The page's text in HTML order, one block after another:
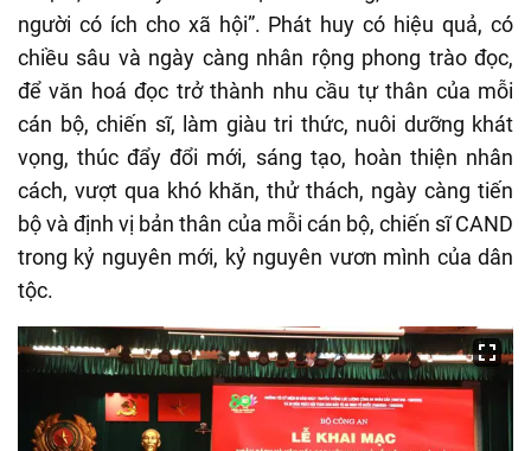
người có ích cho xã hội”. Phát huy có hiệu quả, có
chiều sâu và ngày càng nhân rộng phong trào đọc,
để văn hoá đọc trở thành nhu cầu tự thân của mỗi
cán bộ, chiến sĩ, làm giàu tri thức, nuôi dưỡng khát
vọng, thúc đẩy đổi mới, sáng tạo, hoàn thiện nhân
cách, vượt qua khó khăn, thử thách, ngày càng tiến
bộ và định vị bản thân của mỗi cán bộ, chiến sĩ CAND
trong kỷ nguyên mới, kỷ nguyên vươn mình của dân
tộc.